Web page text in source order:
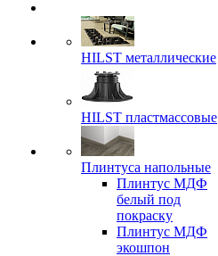
HILST металлические
HILST пластмассовые
Плинтуса напольные
Плинтус МДФ
белый под
покраску
Плинтус МДФ
экошпон